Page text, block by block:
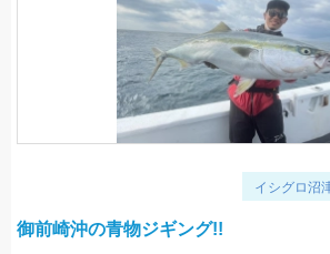
イシグロ沼
御前崎沖の青物ジギング!!